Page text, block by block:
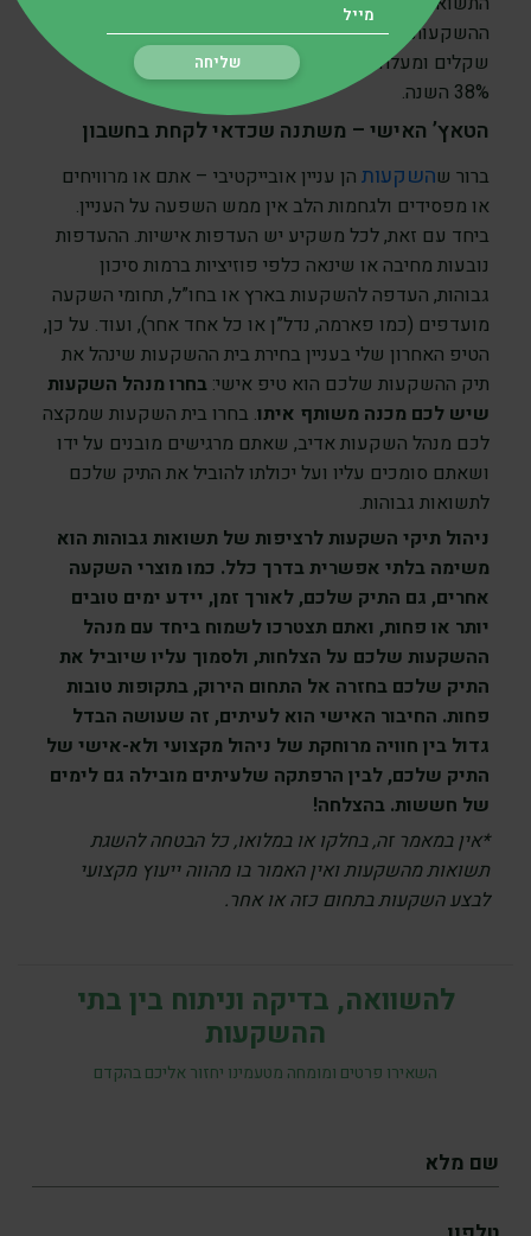
ההשקעות אושן (המנהל תיקי השקעות מסכום של מיליון
שקלים ומעלה בלבד), והיא השיגה תשואה של יותר מ –
38% השנה.
הטאץ’ האישי – משתנה שכדאי לקחת בחשבון
ברור שהשקעות הן עניין אובייקטיבי – אתם או מרוויחים
או מפסידים ולגחמות הלב אין ממש השפעה על העניין.
ביחד עם זאת, לכל משקיע יש העדפות אישיות. ההעדפות
נובעות מחיבה או שינאה כלפי פוזיציות ברמות סיכון
גבוהות, העדפה להשקעות בארץ או בחו”ל, תחומי השקעה
מועדפים (כמו פארמה, נדל”ן או כל אחד אחר), ועוד. על כן,
הטיפ האחרון שלי בעניין בחירת בית ההשקעות שינהל את
תיק ההשקעות שלכם הוא טיפ אישי: בחרו מנהל השקעות
שיש לכם מכנה משותף איתו. בחרו בית השקעות שמקצה
לכם מנהל השקעות אדיב, שאתם מרגישים מובנים על ידו
ושאתם סומכים עליו ועל יכולתו להוביל את התיק שלכם
לתשואות גבוהות.
ניהול תיקי השקעות לרציפות של תשואות גבוהות הוא
משימה בלתי אפשרית בדרך כלל. כמו מוצרי השקעה
אחרים, גם התיק שלכם, לאורך זמן, יידע ימים טובים
יותר או פחות, ואתם תצטרכו לשמוח ביחד עם מנהל
ההשקעות שלכם על הצלחות, ולסמוך עליו שיוביל את
התיק שלכם בחזרה אל התחום הירוק, בתקופות טובות
פחות. החיבור האישי הוא לעיתים, זה שעושה הבדל
גדול בין חוויה מרוחקת של ניהול מקצועי ולא-אישי של
התיק שלכם, לבין הרפתקה שלעיתים מובילה גם לימים
של חששות. בהצלחה!
*אין במאמר זה, בחלקו או במלואו, כל הבטחה להשגת
תשואות מהשקעות ואין האמור בו מהווה ייעוץ מקצועי
לבצע השקעות בתחום כזה או אחר.
להשוואה, בדיקה וניתוח בין בתי
ההשקעות
השאירו פרטים ומומחה מטעמינו יחזור אליכם בהקדם